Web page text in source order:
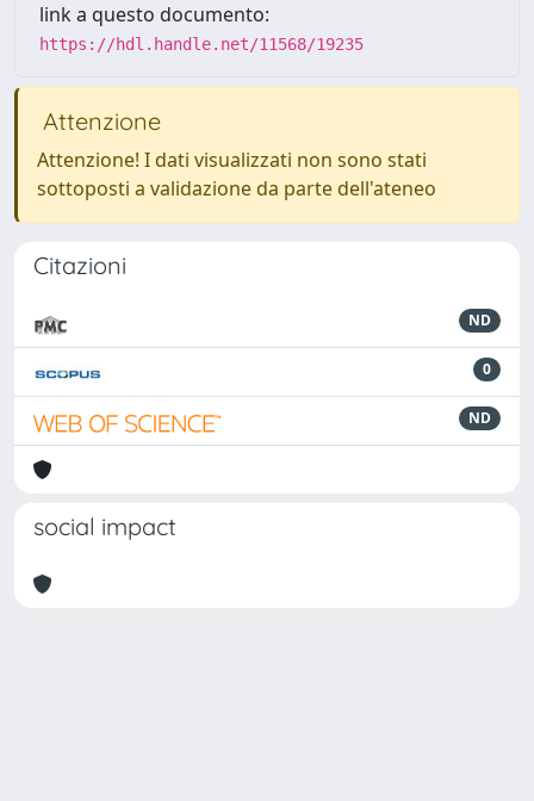
link a questo documento:
https://hdl.handle.net/11568/19235
Attenzione
Attenzione! I dati visualizzati non sono stati
sottoposti a validazione da parte dell'ateneo
Citazioni
ND
0
ND
social impact